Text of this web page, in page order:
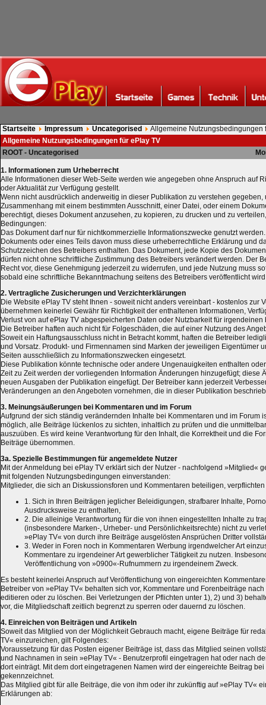
Startseite Impressum Uncategorised
Allgemeine Nutzungsbedingungen
Allgemeine Nutzungsbedingungen für ePlay TV
ROOT - Uncategorised
1. Informationen zum Urheberrecht
Alle Informationen dieser Web-Seite werden wie angegeben ohne Anspruch auf
oder Aktualität zur Verfügung gestellt.
Wenn nicht ausdrücklich anderweitig in dieser Publikation zu verstehen gegeben,
Zusammenhang mit einem bestimmten Ausschnitt, einer Datei, oder einem
berechtigt, dieses Dokument anzusehen, zu kopieren, zu drucken und zu
Bedingungen:
Das Dokument darf nur für nichtkommerzielle Informationszwecke genutzt
Dokuments oder eines Teils davon muss diese urheberrechtliche Erklärung und
Schutzzeichen des Betreibers enthalten. Das Dokument, jede Kopie des
dürfen nicht ohne schriftliche Zustimmung des Betreibers verändert werden. Der
Recht vor, diese Genehmigung jederzeit zu widerrufen, und jede Nutzung muss
sobald eine schriftliche Bekanntmachung seitens des Betreibers veröffentlicht
2. Vertragliche Zusicherungen und Verzichterklärungen
Die Website ePlay TV steht Ihnen - soweit nicht anders vereinbart - kostenlos zur
übernehmen keinerlei Gewähr für Richtigkeit der enthaltenen Informationen,
Verlust von auf ePlay TV abgespeicherten Daten oder Nutzbarkeit für irgendeinen
Die Betreiber haften auch nicht für Folgeschäden, die auf einer Nutzung des
Soweit ein Haftungsausschluss nicht in Betracht kommt, haften die Betreiber
und Vorsatz. Produkt- und Firmennamen sind Marken der jeweiligen Eigentümer
Seiten ausschließlich zu Informationszwecken eingesetzt.
Diese Publikation könnte technische oder andere Ungenauigkeiten enthalten
Zeit zu Zeit werden der vorliegenden Information Änderungen hinzugefügt; diese
neuen Ausgaben der Publikation eingefügt. Der Betreiber kann jederzeit
Veränderungen an den Angeboten vornehmen, die in dieser Publikation
3. Meinungsäußerungen bei Kommentaren und im Forum
Aufgrund der sich ständig verändernden Inhalte bei Kommentaren und im Forum
möglich, alle Beiträge lückenlos zu sichten, inhaltlich zu prüfen und die
auszuüben. Es wird keine Verantwortung für den Inhalt, die Korrektheit und die
Beiträge übernommen.
3a. Spezielle Bestimmungen für angemeldete Nutzer
Mit der Anmeldung bei ePlay TV erklärt sich der Nutzer - nachfolgend »Mitglied«
mit folgenden Nutzungsbedingungen einverstanden:
Mitglieder, die sich an Diskussionsforen und Kommentaren beteiligen,
1. Sich in Ihren Beiträgen jeglicher Beleidigungen, strafbarer Inhalte,
Ausdrucksweise zu enthalten,
2. Die alleinige Verantwortung für die von ihnen eingestellten Inhalte zu
(insbesondere Marken-, Urheber- und Persönlichkeitsrechte) nicht zu
»ePlay TV« von durch ihre Beiträge ausgelösten Ansprüchen Dritter
3. Weder in Foren noch in Kommentaren Werbung irgendwelcher Art
Kommentare zu irgendeiner Art gewerblicher Tätigkeit zu nutzen.
Veröffentlichung von »0900«-Rufnummern zu irgendeinem Zweck.
Es besteht keinerlei Anspruch auf Veröffentlichung von eingereichten
Betreiber von »ePlay TV« behalten sich vor, Kommentare und Forenbeiträge
editieren oder zu löschen. Bei Verletzungen der Pflichten unter 1), 2) und 3)
vor, die Mitgliedschaft zeitlich begrenzt zu sperren oder dauernd zu löschen.
4. Einreichen von Beiträgen und Artikeln
Soweit das Mitglied von der Möglichkeit Gebrauch macht, eigene Beiträge für
TV« einzureichen, gilt Folgendes:
Voraussetzung für das Posten eigener Beiträge ist, dass das Mitglied seinen
und Nachnamen in sein »ePlay TV« - Benutzerprofil eingetragen hat oder nach
dort einträgt. Mit dem dort eingetragenen Namen wird der eingereichte Beitrag
gekennzeichnet.
Das Mitglied gibt für alle Beiträge, die von ihm oder ihr zukünftig auf »ePlay TV«
Erklärungen ab: